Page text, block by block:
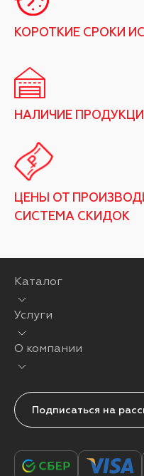
КОРОТКИЕ СРОКИ
НАЛИЧИЕ
ЦЕНЫ ОТ
СИСТЕМА СКИДОК
Каталог
Услуги
О компании